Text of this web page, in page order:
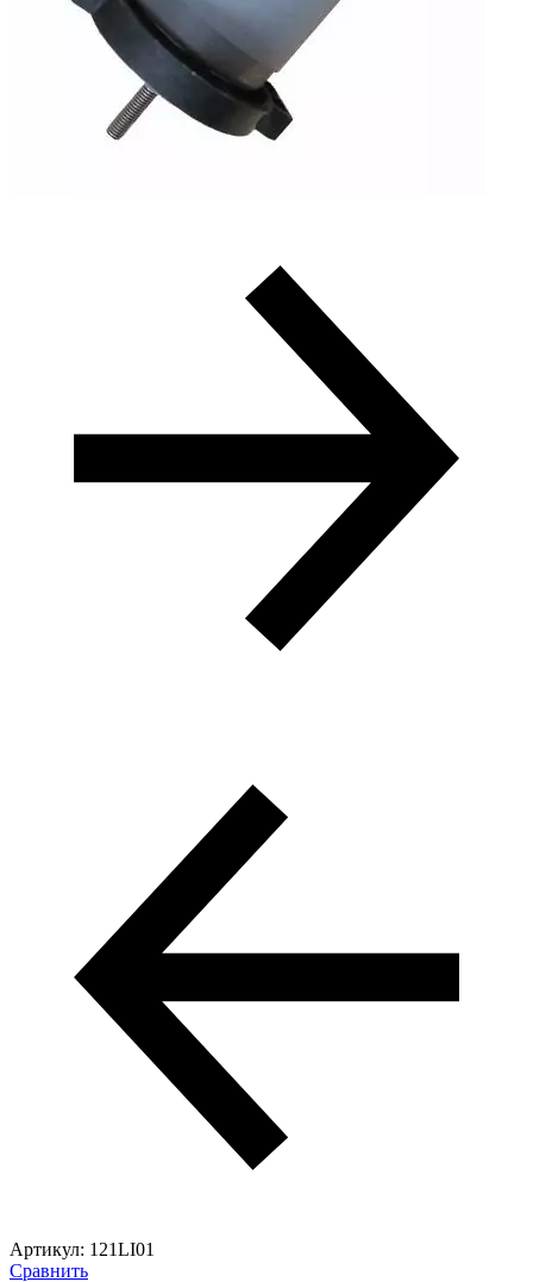
Артикул: 121LI01
Сравнить